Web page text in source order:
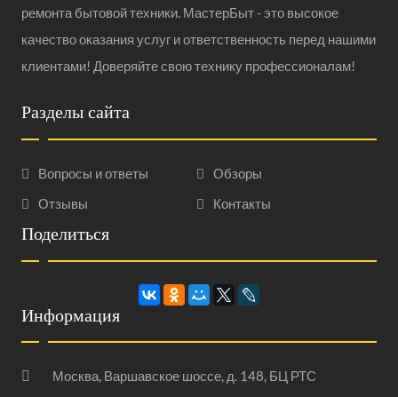
ремонта бытовой техники. МастерБыт - это высокое
качество оказания услуг и ответственность перед нашими
клиентами! Доверяйте свою технику профессионалам!
Разделы сайта
Вопросы и ответы
Обзоры
Отзывы
Контакты
Поделиться
Информация
Москва, Варшавское шоссе, д. 148, БЦ РТС